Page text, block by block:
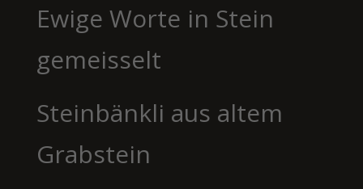
Ewige Worte in Stein
gemeisselt
Steinbänkli aus altem
Grabstein